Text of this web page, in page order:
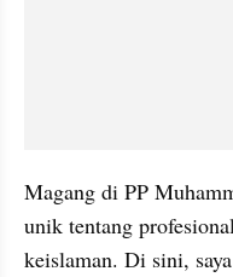
Magang di PP
unik tentang
keislaman. Di sini,